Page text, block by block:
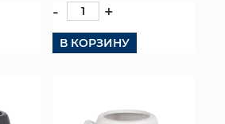
ДОСТАВКА И ОПЛАТА
- +
В КОРЗИНУ